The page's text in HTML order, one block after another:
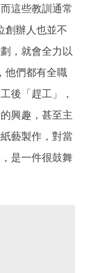
這些教訓通常
創辦人也並不
，就會全力以
他們都有全職
後「趕工」，
興趣，甚至主
藝製作，對當
是一件很鼓舞